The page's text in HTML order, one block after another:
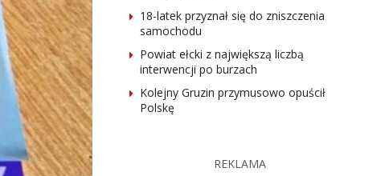
18-latek przyznał się do zniszczenia
samochodu
Powiat ełcki z największą liczbą
interwencji po burzach
Kolejny Gruzin przymusowo opuścił
Polskę
REKLAMA